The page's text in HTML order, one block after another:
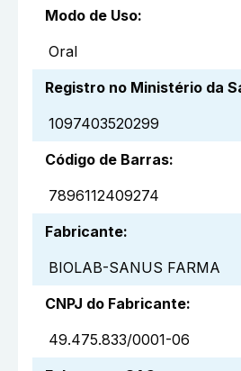
Modo de Uso:
Oral
Registro no Ministério da
1097403520299
Código de Barras:
7896112409274
Fabricante:
BIOLAB-SANUS FARMA
CNPJ do Fabricante:
49.475.833/0001-06